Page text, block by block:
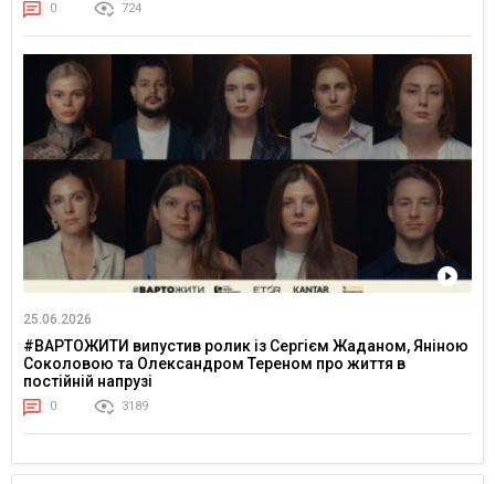
0 724
25.06.2026
#ВАРТОЖИТИ випустив ролик із Сергієм Жаданом, Яніною
Соколовою та Олександром Тереном про життя в
постійній напрузі
0 3189